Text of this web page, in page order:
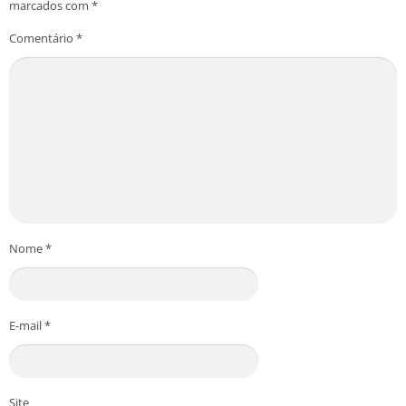
marcados com *
Comentário *
Nome*
E-mail*
Site